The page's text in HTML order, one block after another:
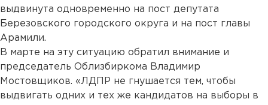
выдвинута одновременно на пост депутата
Березовского городского округа и на пост главы
Арамили.
В марте на эту ситуацию обратил внимание и
председатель Облизбиркома Владимир
Мостовщиков. «ЛДПР не гнушается тем, чтобы
выдвигать одних и тех же кандидатов на выборы в